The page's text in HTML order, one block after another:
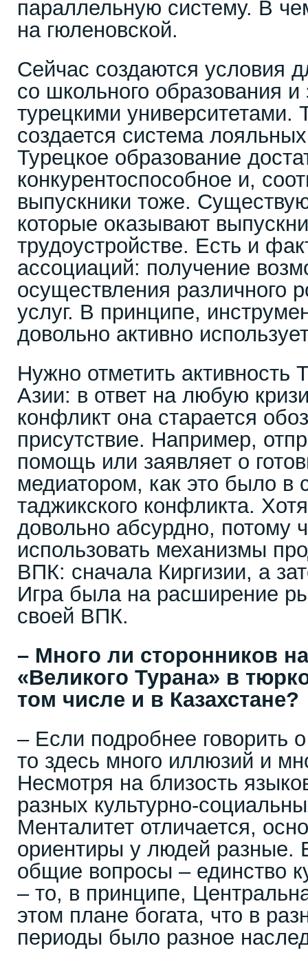
параллельную систему. В
на гюленовской.
Сейчас создаются условия
со школьного образования и
турецкими университетами.
создается система
Турецкое образование
конкурентоспособное и,
выпускники тоже.
которые оказывают
трудоустройстве. Есть и
ассоциаций: получение
осуществления различного
услуг. В принципе,
довольно активно
Нужно отметить активность
Азии: в ответ на любую
конфликт она старается
присутствие. Например,
помощь или заявляет о
медиатором, как это было в
таджикского конфликта.
довольно абсурдно, потому
использовать механизмы
ВПК: сначала Киргизии, а
Игра была на расширение
своей ВПК.
– Много ли сторонников
«Великого Турана» в
том числе и в Казахстане?
– Если подробнее говорить
то здесь много иллюзий и
Несмотря на близость
разных культурно-
Менталитет отличается,
ориентиры у людей разные.
общие вопросы – единство
– то, в принципе,
этом плане богата, что в
периоды было разное